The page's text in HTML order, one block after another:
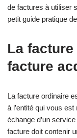
de factures à utiliser
petit guide pratique
La
facture
La facture ordinaire
à l’entité qui vous est
échange d’un
facture doit contenir